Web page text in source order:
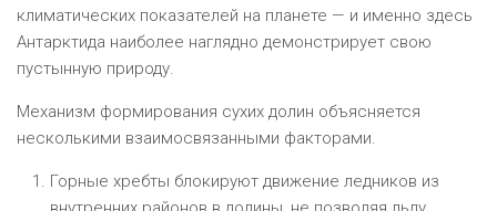
климатических показателей на планете — и именно здесь
Антарктида наиболее наглядно демонстрирует свою
пустынную природу.
Механизм формирования сухих долин объясняется
несколькими взаимосвязанными факторами.
Горные хребты блокируют движение ледников из